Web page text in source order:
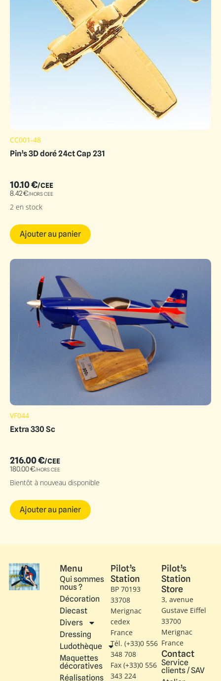
CC001-48
Pin’s 3D doré 24ct Cap 231
10.10€/CEE
8.42€/HORS CEE
2 en stock
Ajouter au panier
VF044
Extra 330 Sc
216.00€/CEE
180.00€/HORS CEE
Bientôt à nouveau disponible
Ajouter au panier
Menu
Qui sommes
nous ?
Décoration
Diecast
Divers
Dressing
Ludothèque
Maquettes
décoratives
Réalisations
Pilot’s
Station
BP 70193
33708
Merignac
cedex
France
Tél. (+33)0 556
348 708
Fax (+33)0 556
343 224
Pilot’s
Station
Store
3, avenue
Gustave Eiffel​
33700
Merignac
France
Contact
Service
clients / SAV